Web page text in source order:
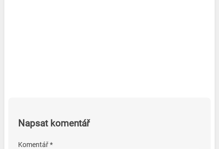
Napsat komentář
Komentář *